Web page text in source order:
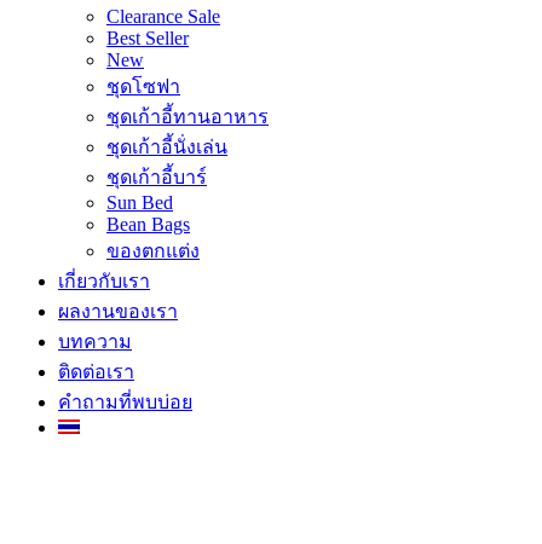
Clearance Sale
Best Seller
New
ชุดโซฟา
ชุดเก้าอี้ทานอาหาร
ชุดเก้าอี้นั่งเล่น
ชุดเก้าอี้บาร์
Sun Bed
Bean Bags
ของตกแต่ง
เกี่ยวกับเรา
ผลงานของเรา
บทความ
ติดต่อเรา
คำถามที่พบบ่อย